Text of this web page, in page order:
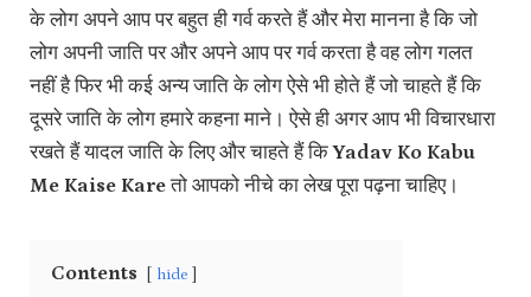
के लोग अपने आप पर बहुत ही गर्व करते हैं और मेरा मानना है कि जो
लोग अपनी जाति पर और अपने आप पर गर्व करता है वह लोग गलत
नहीं है फिर भी कई अन्य जाति के लोग ऐसे भी होते हैं जो चाहते हैं कि
दूसरे जाति के लोग हमारे कहना माने। ऐसे ही अगर आप भी विचारधारा
रखते हैं यादल जाति के लिए और चाहते हैं किYadav Ko Kabu
Me Kaise Kareतो आपको नीचे का लेख पूरा पढ़ना चाहिए।
Contents hide